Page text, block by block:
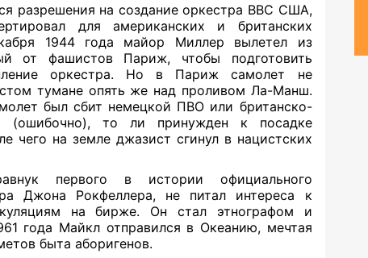
разрешения на создание оркестра ВВС США,
для американских и британских
1944 года майор Миллер вылетел из
от фашистов Париж, чтобы подготовить
оркестра. Но в Париж самолет не
тумане опять же над проливом Ла-Манш.
был сбит немецкой ПВО или британско-
(ошибочно), то ли принужден к посадке
чего на земле джазист сгинул в нацистских
первого в истории официального
Джона Рокфеллера, не питал интереса к
на бирже. Он стал этнографом и
года Майкл отправился в Океанию, мечтая
быта аборигенов.